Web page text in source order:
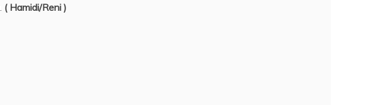
( Hamidi/Reni )